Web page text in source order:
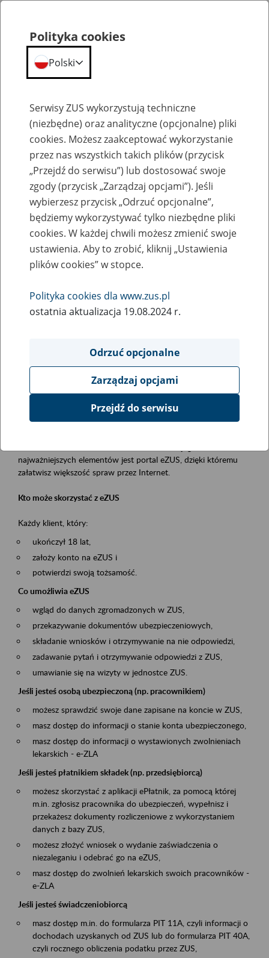
Szkolenia
Zaproś ZUS do siebie - zakładanie profili
eZUS w siedzibie Twojej firmy
Rodzaj wydarzenia
Szkolenia
Obszar merytoryczny
obsługa klientów
Opis wydarzenia
Platforma Usług Elektronicznych ZUS eZUS
najważniejszych elementów jest portal eZUS, dzięki któremu
załatwisz większość spraw przez Internet.
Kto może skorzystać z eZUS
Każdy klient, który:
ukończył 18 lat,
założy konto na eZUS i
potwierdzi swoją tożsamość.
Co umożliwia eZUS
wgląd do danych zgromadzonych w ZUS,
przekazywanie dokumentów ubezpieczeniowych,
składanie wniosków i otrzymywanie na nie odpowiedzi,
zadawanie pytań i otrzymywanie odpowiedzi z ZUS,
umawianie się na wizyty w jednostce ZUS.
Jeśli jesteś osobą ubezpieczoną (np. pracownikiem)
możesz sprawdzić swoje dane zapisane na koncie w ZUS,
masz dostęp do informacji o stanie konta ubezpieczonego,
masz dostęp do informacji o wystawionych zwolnieniach
lekarskich - e-ZLA
Jeśli jesteś płatnikiem składek (np. przedsiębiorcą)
możesz skorzystać z aplikacji ePłatnik, za pomocą której
m.in. zgłosisz pracownika do ubezpieczeń, wypełnisz i
przekażesz dokumenty rozliczeniowe z wykorzystaniem
danych z bazy ZUS,
możesz złożyć wniosek o wydanie zaświadczenia o
niezaleganiu i odebrać go na eZUS,
masz dostęp do zwolnień lekarskich swoich pracowników -
e-ZLA
Jeśli jesteś świadczeniobiorcą
masz dostęp m.in. do formularza PIT 11A, czyli informacji o
dochodach uzyskanych od ZUS lub do formularza PIT 40A,
czyli rocznego obliczenia podatku przez ZUS,
Polityka cookies
Polski
Serwisy ZUS wykorzystują techniczne
(niezbędne) oraz analityczne (opcjonalne) pliki
cookies. Możesz zaakceptować wykorzystanie
przez nas wszystkich takich plików (przycisk
„Przejdź do serwisu”) lub dostosować swoje
zgody (przycisk „Zarządzaj opcjami”). Jeśli
wybierzesz przycisk „Odrzuć opcjonalne”,
będziemy wykorzystywać tylko niezbędne pliki
cookies. W każdej chwili możesz zmienić swoje
ustawienia. Aby to zrobić, kliknij „Ustawienia
plików cookies” w stopce.
Polityka cookies dla www.zus.pl
ostatnia aktualizacja 19.08.2024 r.
Odrzuć opcjonalne
Zarządzaj opcjami
Przejdź do serwisu